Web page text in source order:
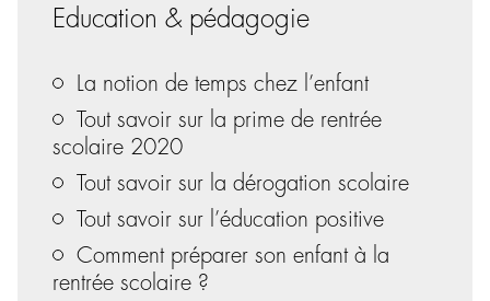
Education & pédagogie
La notion de temps chez l’enfant
Tout savoir sur la prime de rentrée
scolaire 2020
Tout savoir sur la dérogation scolaire
Tout savoir sur l’éducation positive
Comment préparer son enfant à la
rentrée scolaire ?